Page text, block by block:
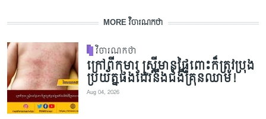
MORE វិចារណកថា
វិចារណកថា
ក្រៅពីកុមារ ស្ត្រីមានផ្ទៃពោះក៏ត្រូវប្រុង
ប្រយ័ត្នផងដែរនឹងជំងឺគ្រុនឈាម!
Aug 04, 2026